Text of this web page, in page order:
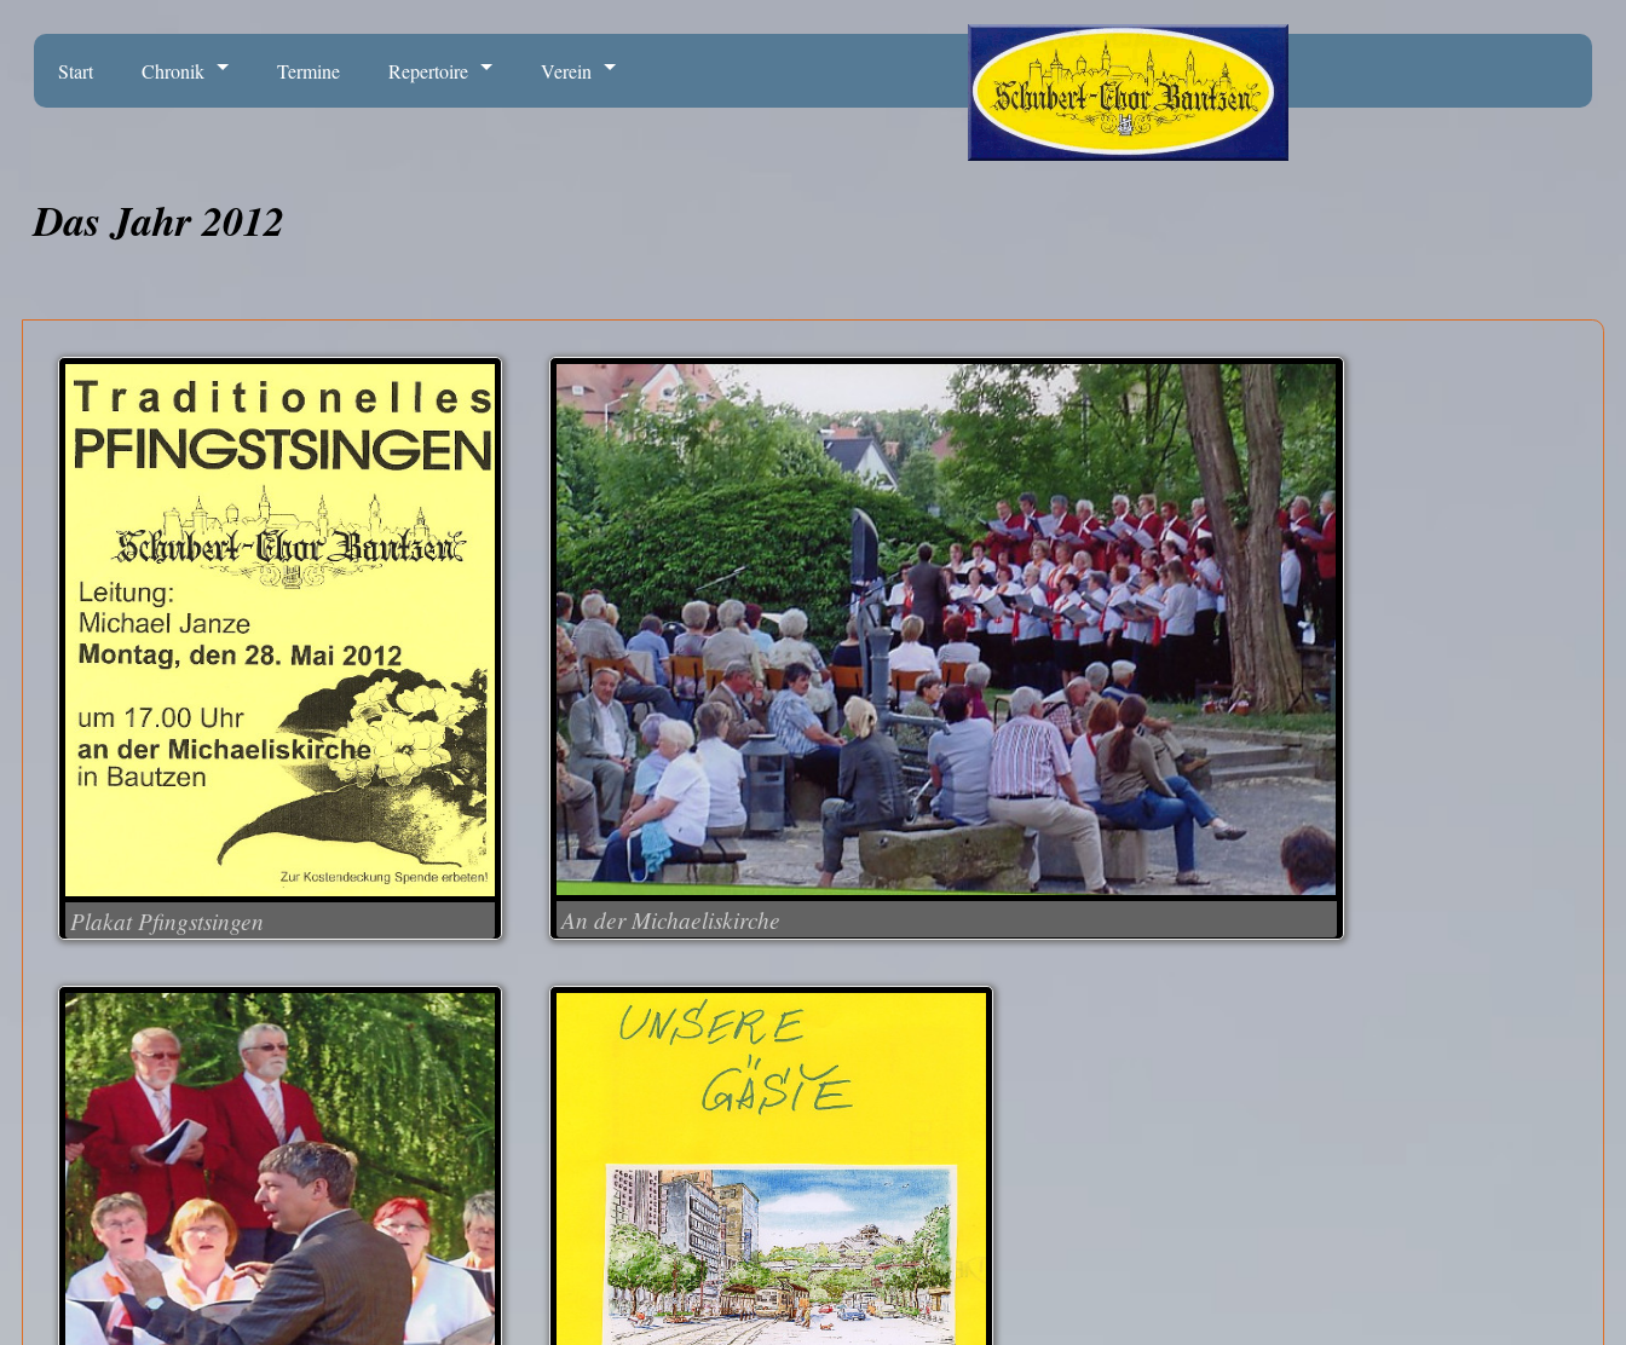
Start Chronik Termine Repertoire Verein
Das Jahr 2012
Plakat Pfingstsingen An der Michaeliskirche